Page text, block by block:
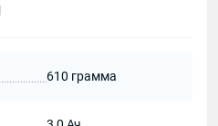
610 грамма